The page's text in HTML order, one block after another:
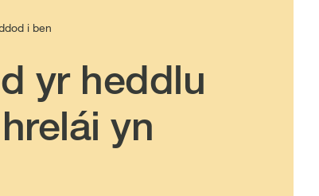
i ben
yr heddlu
yn